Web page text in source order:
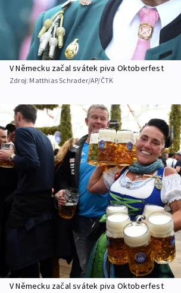
V Německu začal svátek piva Oktoberfest
Zdroj: Matthias Schrader/AP/ČTK
V Německu začal svátek piva Oktoberfest